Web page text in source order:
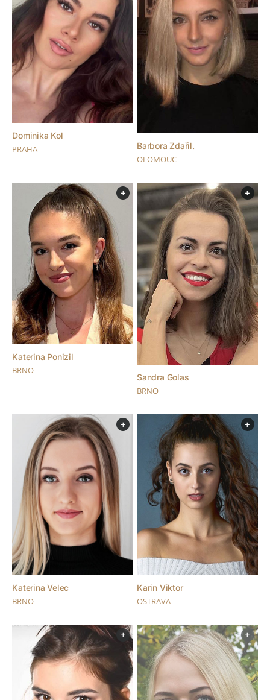
Dominika Kol
PRAHA Barbora Zdařil.
OLOMOUC
+
Katerina Ponizil
BRNO
+
Sandra Golas
BRNO
+
Katerina Velec
BRNO
+
Karin Viktor
OSTRAVA
+ +